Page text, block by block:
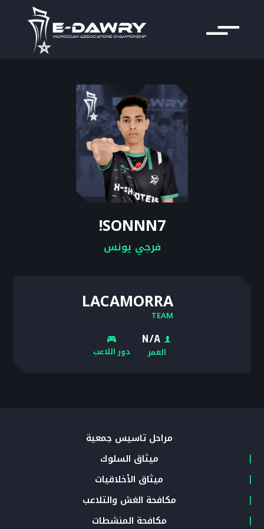
SONNN7!
فرجي يونس
LACAMORRA
TEAM
N/A
العمر دور اللاعب
مراحل تأسيس جمعية
ميثاق السلوك
ميثاق الأخلاقيات
مكافحة الغش والتلاعب
مكافحة المنشطات